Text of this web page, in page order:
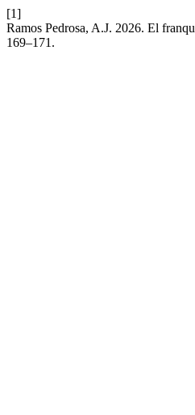
[1]
Ramos Pedrosa, A.J. 2026. El
169–171.